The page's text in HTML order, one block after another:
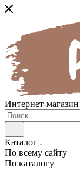
Интернет-магазин
Каталог
По всему сайту
По каталогу